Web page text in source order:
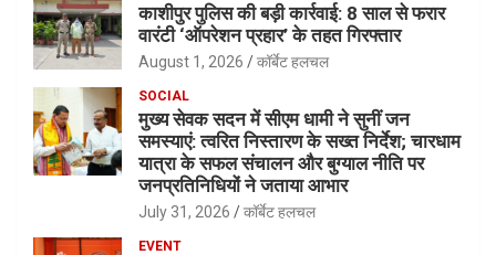
काशीपुर पुलिस की बड़ी कार्रवाई: 8 साल से फरार
वारंटी ‘ऑपरेशन प्रहार’ के तहत गिरफ्तार
August 1, 2026 कॉर्बेट हलचल
SOCIAL
मुख्य सेवक सदन में सीएम धामी ने सुनीं जन
समस्याएं: त्वरित निस्तारण के सख्त निर्देश; चारधाम
यात्रा के सफल संचालन और बुग्याल नीति पर
जनप्रतिनिधियों ने जताया आभार
July 31, 2026 कॉर्बेट हलचल
EVENT